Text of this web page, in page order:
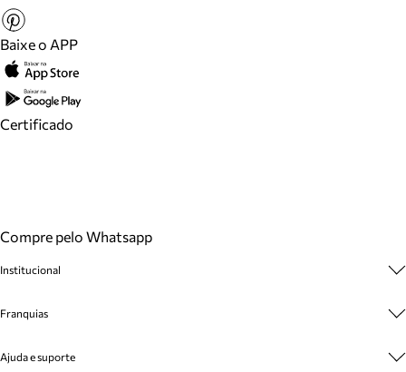
Baixe o APP
Certificado
Compre pelo Whatsapp
Institucional
Cashback
Venda Corporativa
Franquias
Plano de Negócio
Ajuda e suporte